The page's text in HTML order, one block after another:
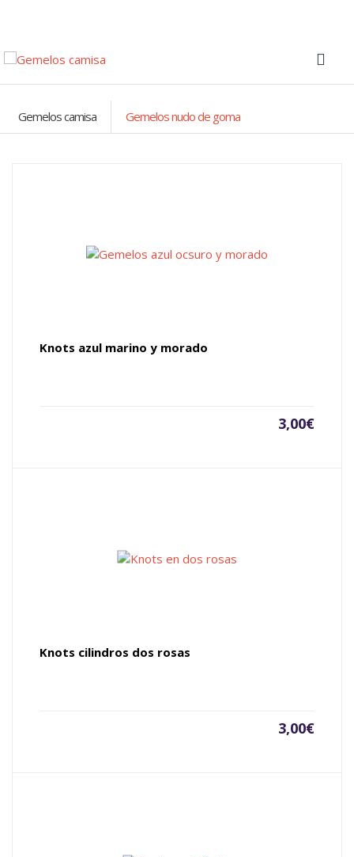
Gemelos camisa Gemelos nudo de goma
Knots azul marino y morado
3,00€
Knots cilindros dos rosas
3,00€